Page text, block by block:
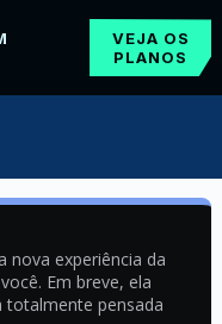
VEJA OS
PLANOS
nova experiência da
Em breve, ela
totalmente pensada